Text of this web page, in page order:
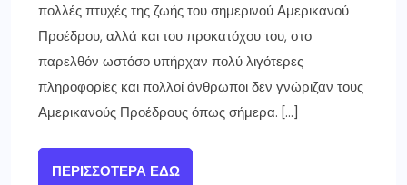
πολλές πτυχές της ζωής του σημερινού Αμερικανού
Προέδρου, αλλά και του προκατόχου του, στο
παρελθόν ωστόσο υπήρχαν πολύ λιγότερες
πληροφορίες και πολλοί άνθρωποι δεν γνώριζαν τους
Αμερικανούς Προέδρους όπως σήμερα. […]
ΠΕΡΙΣΣΌΤΕΡΑ ΕΔΏ